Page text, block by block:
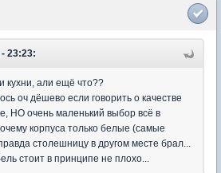
23:23:
кухни, али ещё что??
оч дёшево если говорить о качестве
НО очень маленький выбор всё в
корпуса только белые (самые
столешницу в другом месте брал...
стоит в принципе не плохо...